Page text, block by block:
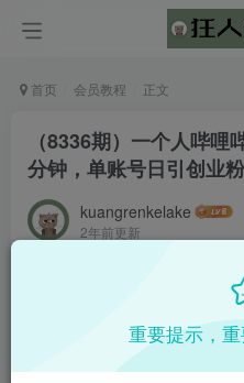
首页 会员教程 正文
（8336期）一个人哔
分钟，单账号日引创业
kuangrenkelake
2年前更新
重要提示，